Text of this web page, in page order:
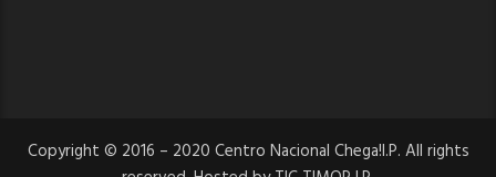
Copyright © 2016 – 2020 Centro Nacional Chega!I.P. All rights